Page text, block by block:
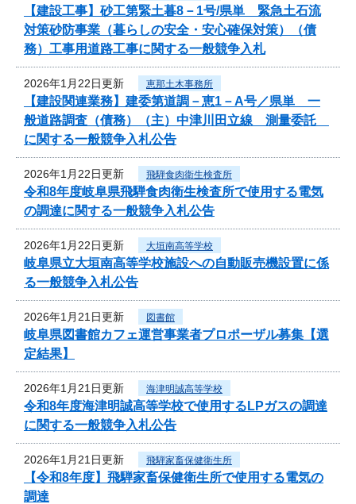
【建設工事】砂工第緊土暮8－1号/県単 緊急土石流
対策砂防事業（暮らしの安全・安心確保対策）（債
務）工事用道路工事に関する一般競争入札
2026年1月22日更新 恵那土木事務所
【建設関連業務】建委第道調－恵1－A号／県単 一
般道路調査（債務）（主）中津川田立線 測量委託
に関する一般競争入札公告
2026年1月22日更新 飛騨食肉衛生検査所
令和8年度岐阜県飛騨食肉衛生検査所で使用する電気
の調達に関する一般競争入札公告
2026年1月22日更新 大垣南高等学校
岐阜県立大垣南高等学校施設への自動販売機設置に係
る一般競争入札公告
2026年1月21日更新 図書館
岐阜県図書館カフェ運営事業者プロポーザル募集【選
定結果】
2026年1月21日更新 海津明誠高等学校
令和8年度海津明誠高等学校で使用するLPガスの調達
に関する一般競争入札公告
2026年1月21日更新 飛騨家畜保健衛生所
【令和8年度】飛騨家畜保健衛生所で使用する電気の
調達